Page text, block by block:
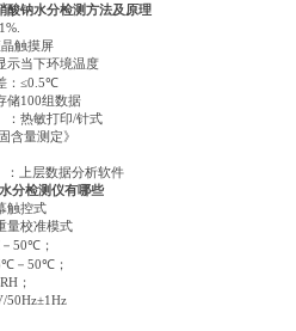
酸钠水分检测方法及原理
触摸屏
示当下环境温度
： ≤0.5℃
储100组数据
：热敏打印/针式
含量测定》
：上层数据分析软件
分检测仪有哪些
触控式
量校准模式
－ 50℃ ；
－ 50℃ ；
；
50Hz±1Hz